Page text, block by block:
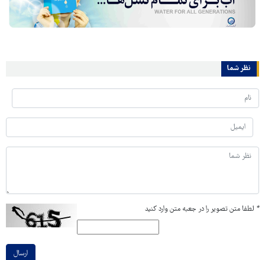
نظر شما
* لطفا متن تصویر را در جعبه متن وارد کنید
ارسال